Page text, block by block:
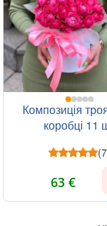
Композиція
коробці 11
63 €